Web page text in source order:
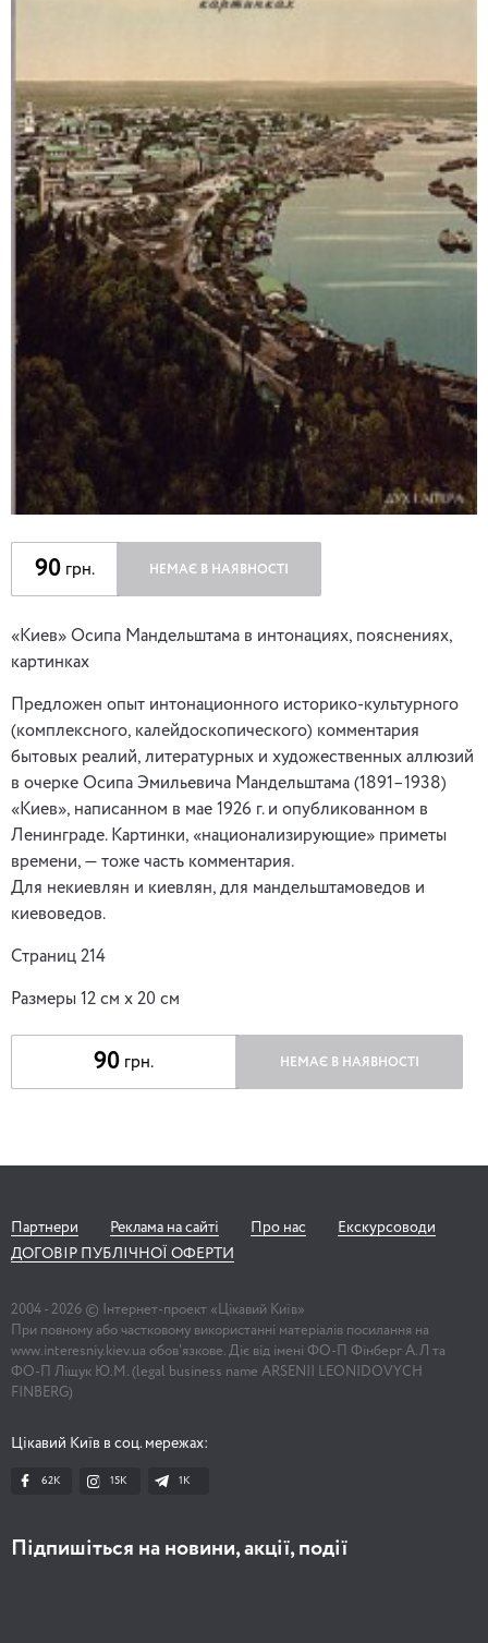
90грн. НЕМАЄ В НАЯВНОСТІ
«Киев» Осипа Мандельштама в интонациях, пояснениях,
картинках
Предложен опыт интонационного историко-культурного
(комплексного, калейдоскопического) комментария
бытовых реалий, литературных и художественных аллюзий
в очерке Осипа Эмильевича Мандельштама (1891–1938)
«Киев», написанном в мае 1926 г. и опубликованном в
Ленинграде. Картинки, «национализирующие» приметы
времени, — тоже часть комментария.
Для некиевлян и киевлян, для мандельштамоведов и
киевоведов.
Страниц 214
Размеры 12 см х 20 см
90 грн. НЕМАЄ В НАЯВНОСТІ
Партнери Реклама на сайті Про нас
Екскурсоводи
ДОГОВІР ПУБЛІЧНОЇ ОФЕРТИ
2004 - 2026 © Інтернет-проект «Цікавий Київ»
При повному або частковому використанні матеріалів посилання на
www.interesniy.kiev.ua обов'язкове. Діє від імені ФО-П Фінберг А.Л та
ФО-П Ліщук Ю.М. (legal business name ARSENII LEONIDOVYCH
FINBERG)
Цікавий Київ в соц. мережах:
62K 15K 1К
Підпишіться на новини, акції, події